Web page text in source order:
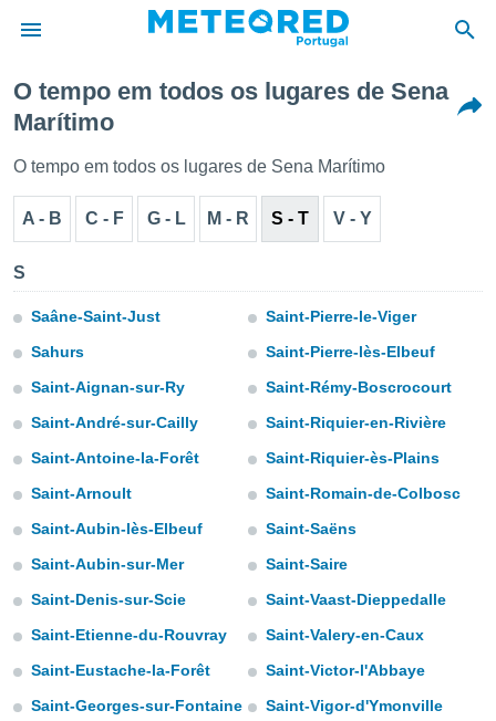
da
foi
para
as
e
digital
recolhidas
a nossa
de alta
ACEITAR
CONTINUAR
O tempo em todos os lugares de Sena
Marítimo
O tempo em todos os lugares de Sena Marítimo
A - B C - F G - L M - R S - T V - Y
S
Saâne-Saint-Just
Sahurs
Saint-Aignan-sur-Ry
Saint-André-sur-Cailly
Saint-Antoine-la-Forêt
Saint-Arnoult
Saint-Aubin-lès-Elbeuf
Saint-Aubin-sur-Mer
Saint-Denis-sur-Scie
Saint-Etienne-du-Rouvray
Saint-Eustache-la-Forêt
Saint-Georges-sur-Fontaine
Saint-Pierre-le-Viger
Saint-Pierre-lès-Elbeuf
Saint-Rémy-Boscrocourt
Saint-Riquier-en-Rivière
Saint-Riquier-ès-Plains
Saint-Romain-de-Colbosc
Saint-Saëns
Saint-Saire
Saint-Vaast-Dieppedalle
Saint-Valery-en-Caux
Saint-Victor-l'Abbaye
Saint-Vigor-d'Ymonville